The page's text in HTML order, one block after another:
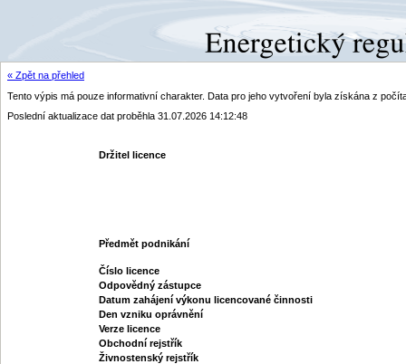
« Zpět na přehled
Tento výpis má pouze informativní charakter. Data pro jeho vytvoření byla získána z
Poslední aktualizace dat proběhla 31.07.2026 14:12:48
Držitel licence
Předmět podnikání
Číslo licence
Odpovědný zástupce
Datum zahájení výkonu licencované činnosti
Den vzniku oprávnění
Verze licence
Obchodní rejstřík
Živnostenský rejstřík